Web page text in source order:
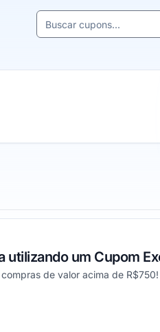
Buscar cupons e lojas
utilizando um Cupom
de valor acima de R$750!